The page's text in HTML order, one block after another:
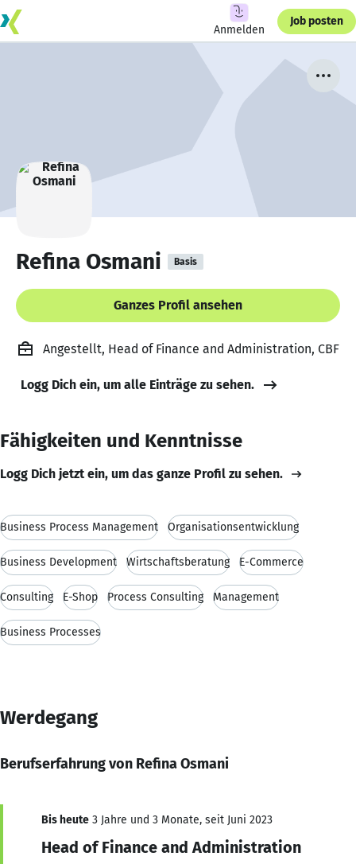
Anmelden
Job posten
Refina Osmani Basis
Ganzes Profil ansehen
Angestellt, Head of Finance and Administration, CBF
Logg Dich ein, um alle Einträge zu sehen.
Fähigkeiten und Kenntnisse
Logg Dich jetzt ein, um das ganze Profil zu sehen.
Business Process Management Organisationsentwicklung
Business Development Wirtschaftsberatung E-Commerce
Consulting E-Shop Process Consulting Management
Business Processes
Werdegang
Berufserfahrung von Refina Osmani
Bis heute 3 Jahre und 3 Monate, seit Juni 2023
Head of Finance and Administration